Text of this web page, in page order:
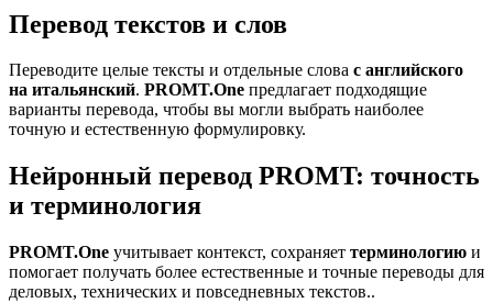
Перевод текстов и слов
Переводите целые тексты и отдельные слова с английского
на итальянский. PROMT.One предлагает подходящие
варианты перевода, чтобы вы могли выбрать наиболее
точную и естественную формулировку.
Нейронный перевод PROMT: точность
и терминология
PROMT.One учитывает контекст, сохраняет терминологию и
помогает получать более естественные и точные переводы для
деловых, технических и повседневных текстов..